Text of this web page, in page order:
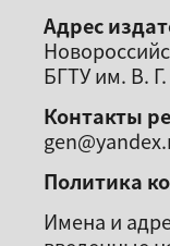
Адрес
БГТУ им. В.
Контакты
Политика
Имена и